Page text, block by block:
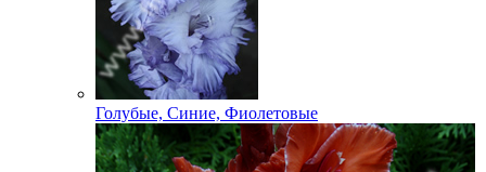
Голубые, Синие, Фиолетовые